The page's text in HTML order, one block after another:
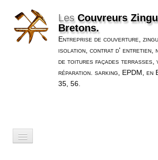
Les Couvreurs
Bretons.
Entreprise de couverture,
isolation, contrat d' entretien,
de toitures façades terrasses,
réparation. sarking, EPDM, en
35, 56.